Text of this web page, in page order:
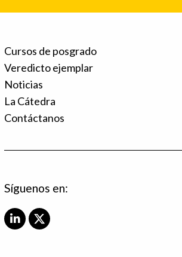
Cursos de posgrado
Veredicto ejemplar
Noticias
La Cátedra
Contáctanos
Síguenos en:
L
X